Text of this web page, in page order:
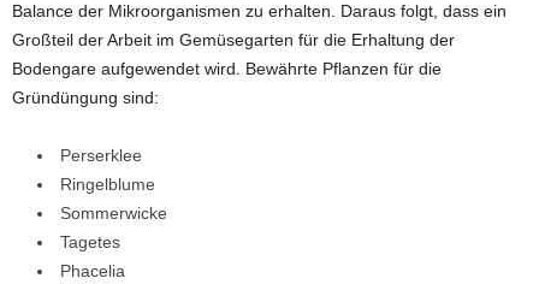
Balance der Mikroorganismen zu erhalten. Daraus folgt, dass ein
Großteil der Arbeit im Gemüsegarten für die Erhaltung der
Bodengare aufgewendet wird. Bewährte Pflanzen für die
Gründüngung sind:
Perserklee
Ringelblume
Sommerwicke
Tagetes
Phacelia